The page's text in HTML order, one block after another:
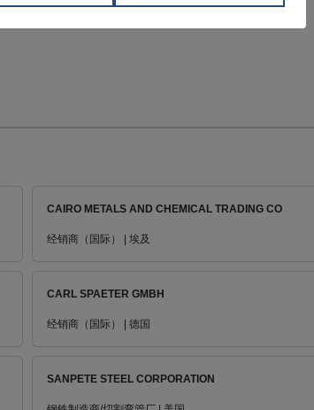
CAIRO METALS AND CHEMICAL TRADING CO
经销商（国际） | 埃及
CARL SPAETER GMBH
经销商（国际） | 德国
SANPETE STEEL CORPORATION